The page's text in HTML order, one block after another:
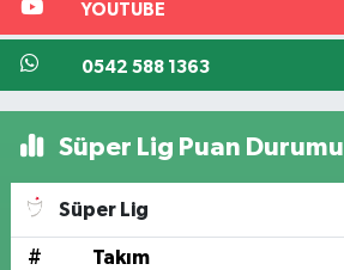
YOUTUBE
0542 588 1363
Süper Lig Puan Durumu
Süper Lig
# Takım